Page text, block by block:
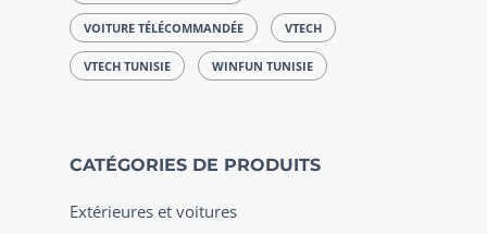
VOITURE TÉLÉCOMMANDÉE VTECH
VTECH TUNISIE WINFUN TUNISIE
CATÉGORIES DE PRODUITS
Extérieures et voitures